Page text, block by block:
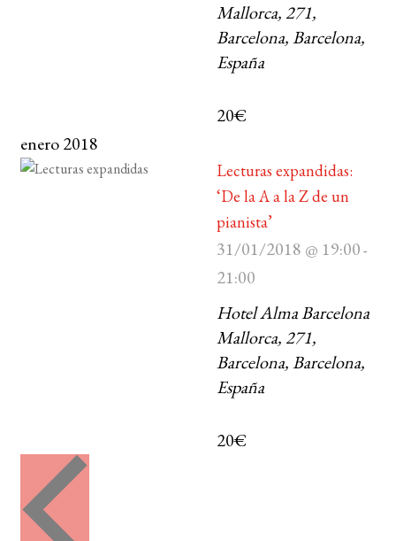
Mallorca, 271,
Barcelona, Barcelona,
España
20€
enero 2018
Lecturas expandidas:
‘De la A a la Z de un
pianista’
31/01/2018 @ 19:00-
21:00
Hotel Alma Barcelona
Mallorca, 271,
Barcelona, Barcelona,
España
20€